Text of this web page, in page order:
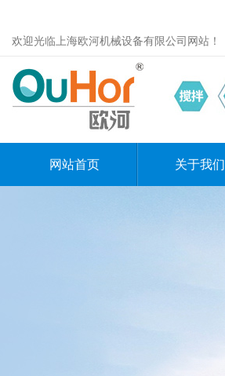
欢迎光临上海欧河机械设备有限公司网站！
网站首页 关于我们